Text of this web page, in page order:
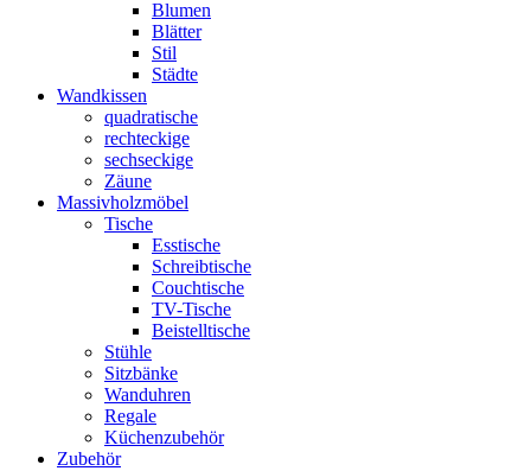
Blumen
Blätter
Stil
Städte
Wandkissen
quadratische
rechteckige
sechseckige
Zäune
Massivholzmöbel
Tische
Esstische
Schreibtische
Couchtische
TV-Tische
Beistelltische
Stühle
Sitzbänke
Wanduhren
Regale
Küchenzubehör
Zubehör